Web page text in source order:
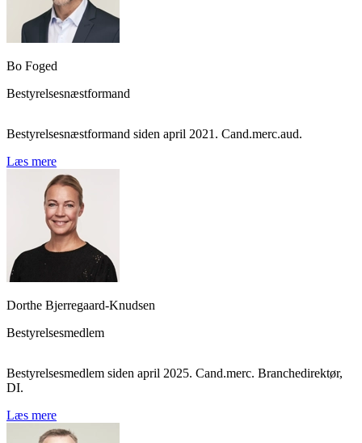
Bo Foged
Bestyrelsesnæstformand
Bestyrelsesnæstformand siden april 2021. Cand.merc.aud.
Læs mere
Dorthe Bjerregaard-Knudsen
Bestyrelsesmedlem
Bestyrelsesmedlem siden april 2025. Cand.merc. Branchedirektør,
DI.
Læs mere